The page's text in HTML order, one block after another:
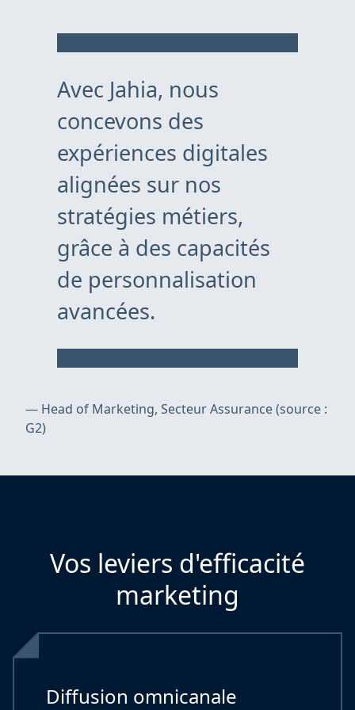
Avec Jahia, nous
concevons des
expériences digitales
alignées sur nos
stratégies métiers,
grâce à des capacités
de personnalisation
avancées.
— Head of Marketing, Secteur Assurance (source :
G2)
Vos leviers d'efficacité
marketing
Diffusion omnicanale